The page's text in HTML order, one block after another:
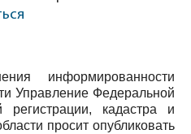
информированности
Управление Федеральной
регистрации, кадастра и
просит опубликовать